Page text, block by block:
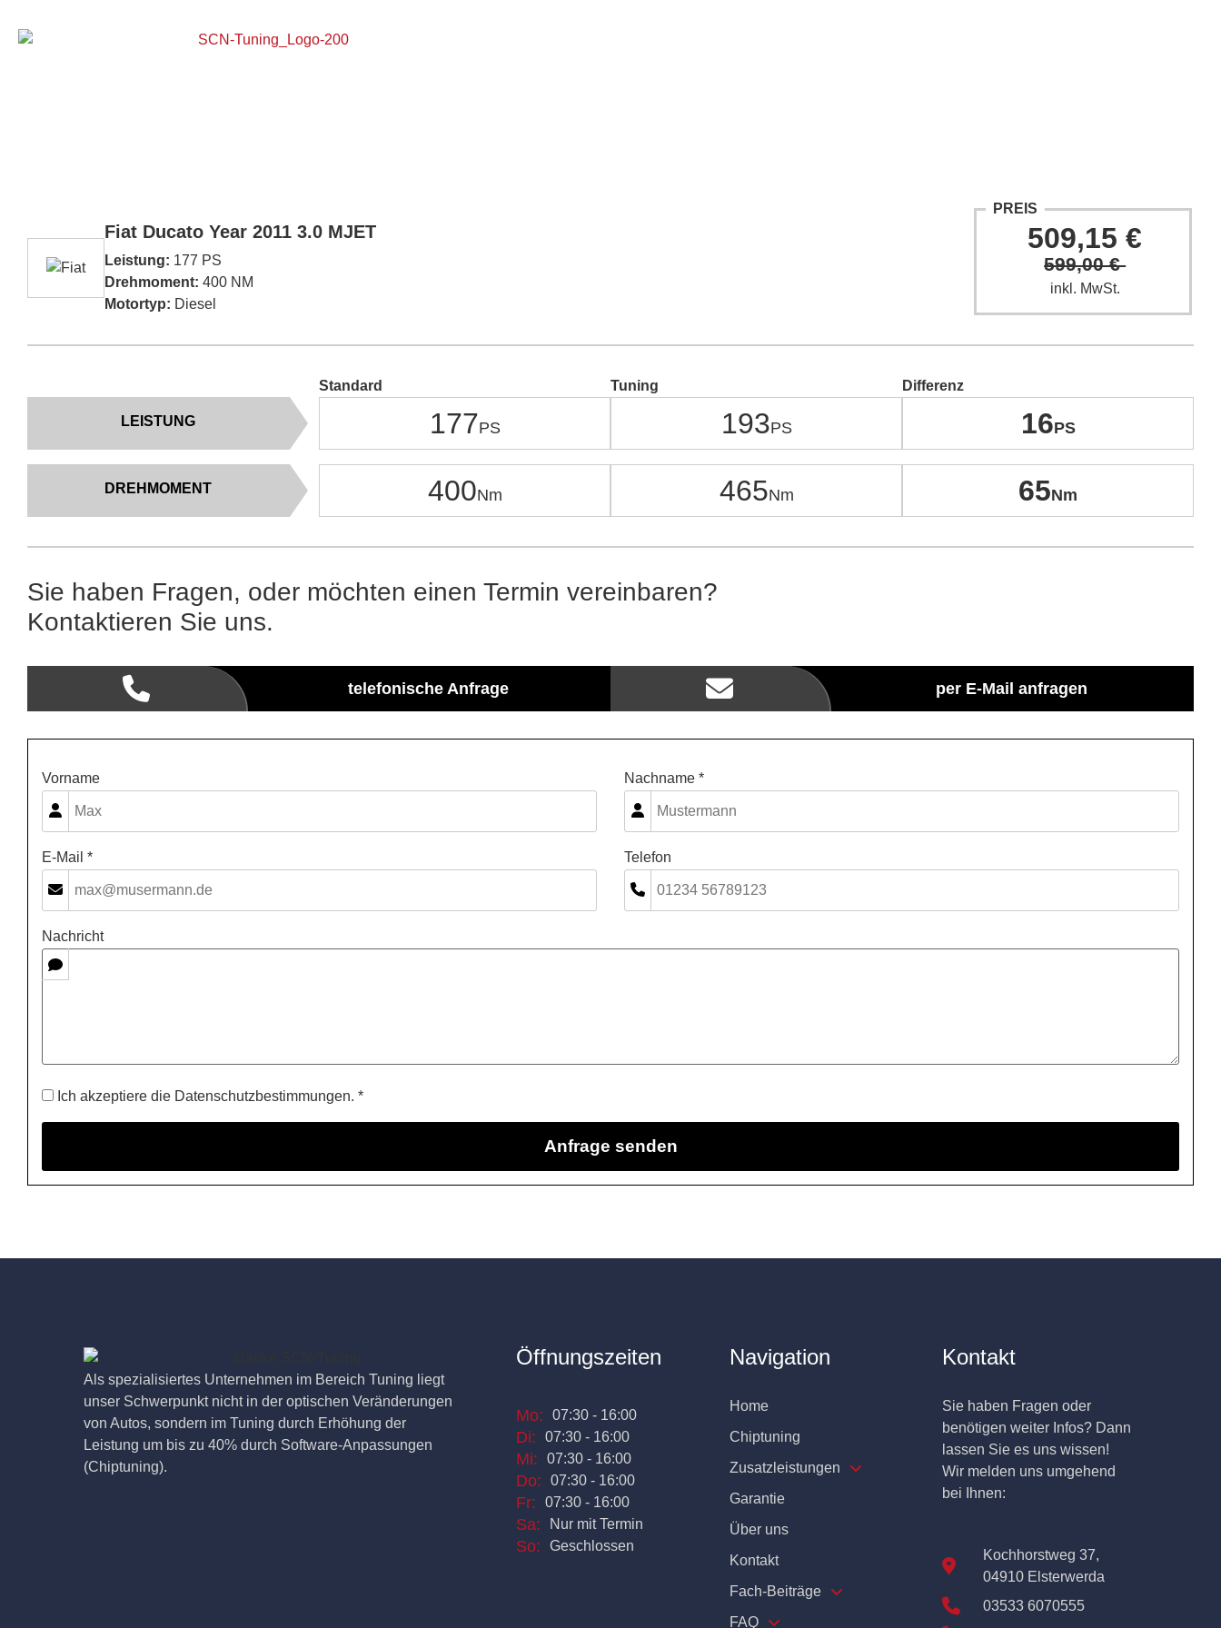
Fiat Ducato Year 2011 3.0 MJET
Leistung: 177 PS
Drehmoment: 400 NM
Motortyp: Diesel
PREIS
509,15 €
599,00 €
inkl. MwSt.
LEISTUNG
DREHMOMENT
Standard
177
400
Tuning
193
465
Differenz
16
65
Sie haben Fragen, oder möchten einen Termin vereinbaren?
Kontaktieren Sie uns.
telefonische Anfrage per E-Mail anfragen
Vorname Nachname *
E-Mail * Telefon
Nachricht
Ich akzeptiere die Datenschutzbestimmungen. *
Als spezialisiertes Unternehmen im Bereich Tuning liegt
unser Schwerpunkt nicht in der optischen Veränderungen
von Autos, sondern im Tuning durch Erhöhung der
Leistung um bis zu 40% durch Software-Anpassungen
(Chiptuning).
Öffnungszeiten
Mo: 07:30 - 16:00
Di: 07:30 - 16:00
Mi: 07:30 - 16:00
Do: 07:30 - 16:00
Fr: 07:30 - 16:00
Sa: Nur mit Termin
So: Geschlossen
Navigation
Home
Chiptuning
Zusatzleistungen
Garantie
Über uns
Kontakt
Fach-Beiträge
FAQ
Kontakt
Sie haben Fragen oder
benötigen weiter Infos? Dann
lassen Sie es uns wissen!
Wir melden uns umgehend
bei Ihnen:
Kochhorstweg 37,
04910 Elsterwerda
03533 6070555